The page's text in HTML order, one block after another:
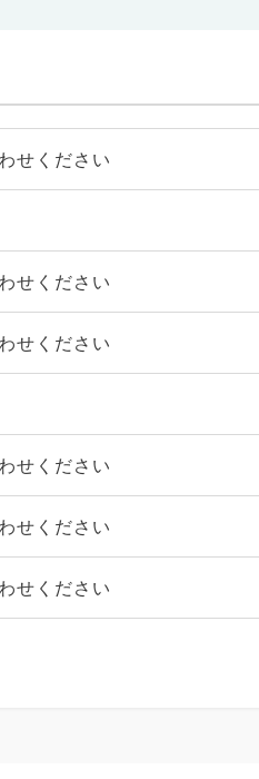
せください
せください
せください
せください
せください
せください